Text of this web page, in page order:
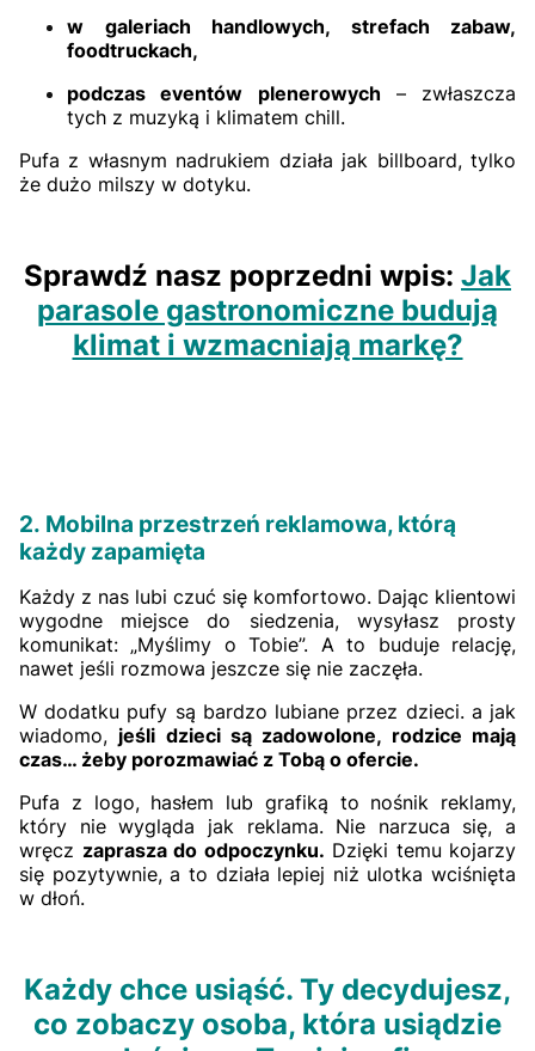
w galeriach handlowych, strefach zabaw,
foodtruckach,
podczas eventów plenerowych – zwłaszcza
tych z muzyką i klimatem chill.
Pufa z własnym nadrukiem działa jak billboard, tylko
że dużo milszy w dotyku.
Sprawdź nasz poprzedni wpis: Jak
parasole gastronomiczne budują
klimat i wzmacniają markę?
2. Mobilna przestrzeń reklamowa, którą
każdy zapamięta
Każdy z nas lubi czuć się komfortowo. Dając klientowi
wygodne miejsce do siedzenia, wysyłasz prosty
komunikat: „Myślimy o Tobie”. A to buduje relację,
nawet jeśli rozmowa jeszcze się nie zaczęła.
W dodatku pufy są bardzo lubiane przez dzieci. a jak
wiadomo, jeśli dzieci są zadowolone, rodzice mają
czas… żeby porozmawiać z Tobą o ofercie.
Pufa z logo, hasłem lub grafiką to nośnik reklamy,
który nie wygląda jak reklama. Nie narzuca się, a
wręcz zaprasza do odpoczynku. Dzięki temu kojarzy
się pozytywnie, a to działa lepiej niż ulotka wciśnięta
w dłoń.
Każdy chce usiąść. Ty decydujesz,
co zobaczy osoba, która usiądzie